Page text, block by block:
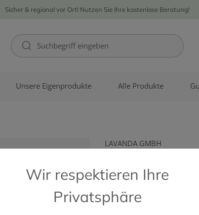
Sicher & regional vor Ort! Nutzen Sie Ihre kostenlose Beratung!
Unsere Eigenprodukte Alle Produkte
LAVANDA GMBH
Elenatura
Liebe 48ml
Wir respektieren Ihre
Privatsphäre